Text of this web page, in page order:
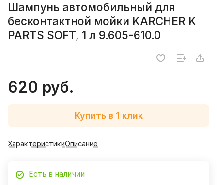
Шампунь автомобильный для
бесконтактной мойки KARCHER K
PARTS SOFT, 1 л 9.605-610.0
620 руб.
Купить в 1 клик
ХарактеристикиОписание
Есть в наличии